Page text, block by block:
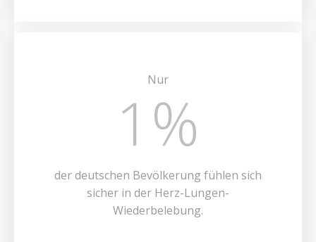
Nur
1 %
der deutschen Bevölkerung fühlen sich
sicher in der Herz-Lungen-
Wiederbelebung.